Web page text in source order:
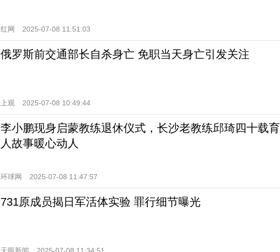
红网 2025-07-08 11:51:03
俄罗斯前交通部长自杀身亡 免职当天身亡引发关注
上观 2025-07-08 10:49:44
李小鹏现身启蒙教练退休仪式，长沙老教练邱琦四十载育
人故事暖心动人
环球网 2025-07-08 11:47:57
731原成员揭日军活体实验 罪行细节曝光